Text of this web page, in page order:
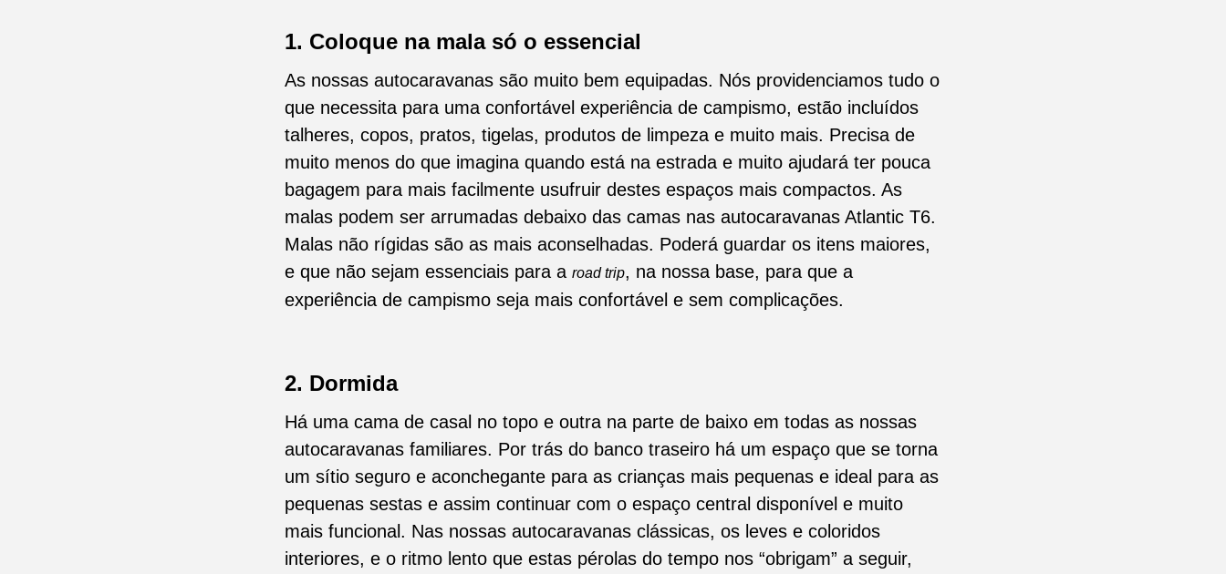
1. Coloque na mala só o essencial
As nossas autocaravanas são muito bem equipadas. Nós providenciamos tudo o
que necessita para uma confortável experiência de campismo, estão incluídos
talheres, copos, pratos, tigelas, produtos de limpeza e muito mais. Precisa de
muito menos do que imagina quando está na estrada e muito ajudará ter pouca
bagagem para mais facilmente usufruir destes espaços mais compactos. As
malas podem ser arrumadas debaixo das camas nas autocaravanas Atlantic T6.
Malas não rígidas são as mais aconselhadas. Poderá guardar os itens maiores,
e que não sejam essenciais para a road trip, na nossa base, para que a
experiência de campismo seja mais confortável e sem complicações.
2. Dormida
Há uma cama de casal no topo e outra na parte de baixo em todas as nossas
autocaravanas familiares. Por trás do banco traseiro há um espaço que se torna
um sítio seguro e aconchegante para as crianças mais pequenas e ideal para as
pequenas sestas e assim continuar com o espaço central disponível e muito
mais funcional. Nas nossas autocaravanas clássicas, os leves e coloridos
interiores, e o ritmo lento que estas pérolas do tempo nos “obrigam” a seguir,